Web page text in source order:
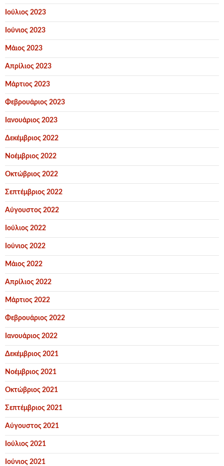
Ιούλιος 2023
Ιούνιος 2023
Μάιος 2023
Απρίλιος 2023
Μάρτιος 2023
Φεβρουάριος 2023
Ιανουάριος 2023
Δεκέμβριος 2022
Νοέμβριος 2022
Οκτώβριος 2022
Σεπτέμβριος 2022
Αύγουστος 2022
Ιούλιος 2022
Ιούνιος 2022
Μάιος 2022
Απρίλιος 2022
Μάρτιος 2022
Φεβρουάριος 2022
Ιανουάριος 2022
Δεκέμβριος 2021
Νοέμβριος 2021
Οκτώβριος 2021
Σεπτέμβριος 2021
Αύγουστος 2021
Ιούλιος 2021
Ιούνιος 2021